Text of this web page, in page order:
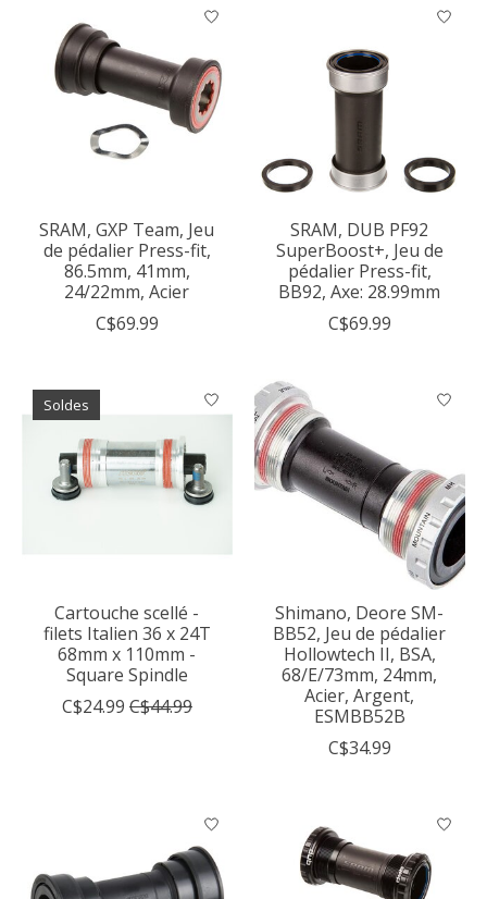
SRAM, GXP Team, Jeu
de pédalier Press-fit,
86.5mm, 41mm,
24/22mm, Acier
C$69.99
SRAM, DUB PF92
SuperBoost+, Jeu de
pédalier Press-fit,
BB92, Axe: 28.99mm
C$69.99
Soldes
Cartouche scellé -
filets Italien 36 x 24T
68mm x 110mm -
Square Spindle
C$24.99 C$44.99
Shimano, Deore SM-
BB52, Jeu de pédalier
Hollowtech II, BSA,
68/E/73mm, 24mm,
Acier, Argent,
ESMBB52B
C$34.99